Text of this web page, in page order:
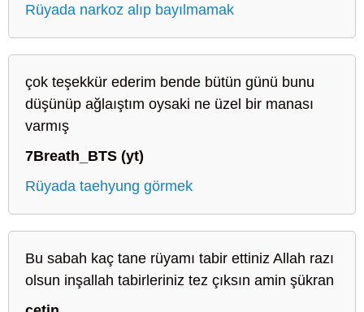
Rüyada narkoz alıp bayılmamak
çok teşekkür ederim bende bütün günü bunu
düşünüp ağlaıştım oysaki ne üzel bir manası
varmış
7Breath_BTS (yt)
Rüyada taehyung görmek
Bu sabah kaç tane rüyamı tabir ettiniz Allah razı
olsun inşallah tabirleriniz tez çıksın amin şükran